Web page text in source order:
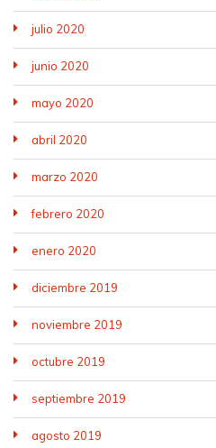
julio 2020
junio 2020
mayo 2020
abril 2020
marzo 2020
febrero 2020
enero 2020
diciembre 2019
noviembre 2019
octubre 2019
septiembre 2019
agosto 2019